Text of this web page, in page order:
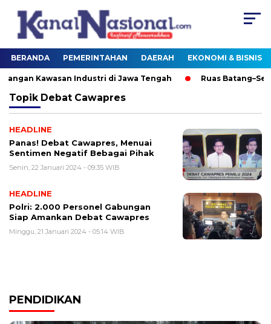
BERANDA PEMERINTAHAN DAERAH EKONOMI & BISNIS
Kawasan Industri di Jawa Tengah Ruas
Topik Debat Cawapres
HEADLINE
Panas! Debat Cawapres, Menuai
Sentimen Negatif Bebagai Pihak
Senin, 22 Januari 2024 - 09:35 WIB
HEADLINE
Polri: 2.000 Personel Gabungan
Siap Amankan Debat Cawapres
Minggu, 21 Januari 2024 - 05:14 WIB
PENDIDIKAN